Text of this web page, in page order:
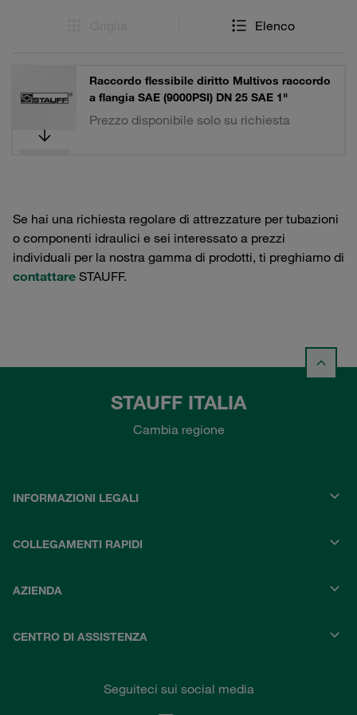
Elenco
Raccordo flessibile diritto Multivos raccordo
a flangia SAE (9000PSI) DN 25 SAE 1"
Prezzo disponibile solo su richiesta
Se hai una richiesta regolare di attrezzature per tubazioni
o componenti idraulici e sei interessato a prezzi
individuali per la nostra gamma di prodotti, ti preghiamo di
contattare STAUFF.
STAUFF ITALIA
Cambia regione
INFORMAZIONI LEGALI
COLLEGAMENTI RAPIDI
AZIENDA
CENTRO DI ASSISTENZA
Seguiteci sui social media